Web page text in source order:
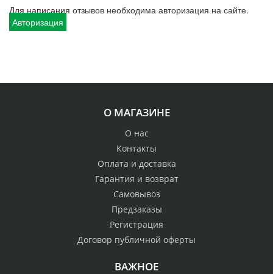
Для написания отзывов необходима авторизация на сайте.
Авторизация
О МАГАЗИНЕ
О нас
Контакты
Оплата и доставка
Гарантия и возврат
Самовывоз
Предзаказы
Регистрация
Договор публичной оферты
ВАЖНОЕ